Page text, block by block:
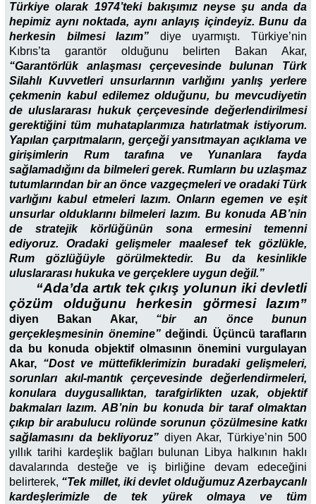
Türkiye olarak 1974’teki bakışımız neyse şu anda da
hepimiz aynı noktada, aynı anlayış içindeyiz. Bunu da
herkesin bilmesi lazım” diye uyarmıştı. Türkiye’nin
Kıbrıs’ta garantör olduğunu belirten Bakan Akar,
“Garantörlük anlaşması çerçevesinde bulunan Türk
Silahlı Kuvvetleri unsurlarının varlığını yanlış yerlere
çekmenin kabul edilemez olduğunu, bu mevcudiyetin
de uluslararası hukuk çerçevesinde değerlendirilmesi
gerektiğini tüm muhataplarımıza hatırlatmak istiyorum.
Yapılan çarpıtmaların, gerçeği yansıtmayan açıklama ve
girişimlerin Rum tarafına ve Yunanlara fayda
sağlamadığını da bilmeleri gerek. Rumların bu uzlaşmaz
tutumlarından bir an önce vazgeçmeleri ve oradaki Türk
varlığını kabul etmeleri lazım. Onların egemen ve eşit
unsurlar olduklarını bilmeleri lazım. Bu konuda AB’nin
de stratejik körlüğünün sona ermesini temenni
ediyoruz. Oradaki gelişmeler maalesef tek gözlükle,
Rum gözlüğüyle görülmektedir. Bu da kesinlikle
uluslararası hukuka ve gerçeklere uygun değil.”
“Ada’da artık tek çıkış yolunun iki devletli
çözüm olduğunu herkesin görmesi lazım”
diyen Bakan Akar, “bir an önce bunun
gerçekleşmesinin önemine” değindi. Üçüncü tarafların
da bu konuda objektif olmasının önemini vurgulayan
Akar, “Dost ve müttefiklerimizin buradaki gelişmeleri,
sorunları akıl-mantık çerçevesinde değerlendirmeleri,
konulara duygusallıktan, tarafgirlikten uzak, objektif
bakmaları lazım. AB’nin bu konuda bir taraf olmaktan
çıkıp bir arabulucu rolünde sorunun çözülmesine katkı
sağlamasını da bekliyoruz” diyen Akar, Türkiye’nin 500
yıllık tarihi kardeşlik bağları bulunan Libya halkının haklı
davalarında desteğe ve iş birliğine devam edeceğini
belirterek, “Tek millet, iki devlet olduğumuz Azerbaycanlı
kardeşlerimizle de tek yürek olmaya ve tüm